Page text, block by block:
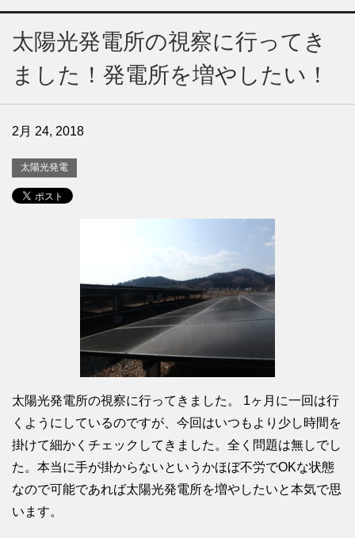
太陽光発電所の視察に行ってき
ました！発電所を増やしたい！
2月 24, 2018
太陽光発電
太陽光発電所の視察に行ってきました。 1ヶ月に一回は行
くようにしているのですが、今回はいつもより少し時間を
掛けて細かくチェックしてきました。全く問題は無しでし
た。本当に手が掛からないというかほぼ不労でOKな状態
なので可能であれば太陽光発電所を増やしたいと本気で思
います。